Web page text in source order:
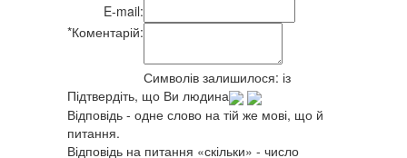
E-mail:
*Коментарій:
Символів залишилося: із
Підтвердіть, що Ви людина
Відповідь - одне слово на тій же мові, що й
питання.
Відповідь на питання «скільки» - число